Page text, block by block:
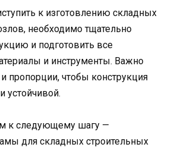
к изготовлению складных
необходимо тщательно
и подготовить все
и инструменты. Важно
пропорции, чтобы конструкция
устойчивой.
к следующему шагу —
для складных строительных